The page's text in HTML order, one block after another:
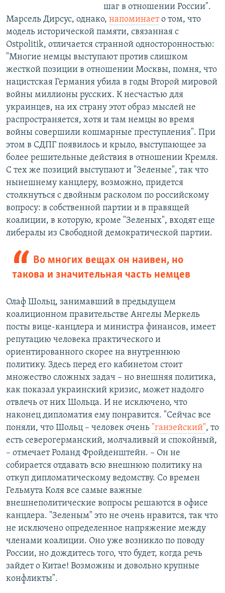
шаг в отношении России".
Марсель Дирсус, однако, напоминаето том, что
модель исторической памяти, связанная с
Ostpolitik, отличается странной односторонностью:
"Многие немцы выступают против слишком
жесткой позиции в отношении Москвы, помня, что
нацистская Германия убила в годы Второй мировой
войны миллионы русских. К несчастью для
украинцев, на их страну этот образ мыслей не
распространяется, хотя и там немцы во время
войны совершили кошмарные преступления". При
этом в СДПГ появилось и крыло, выступающее за
более решительные действия в отношении Кремля.
С тех же позиций выступают и "Зеленые", так что
нынешнему канцлеру, возможно, придется
столкнуться с двойным расколом по российскому
вопросу: в собственной партии и в правящей
коалиции, в которую, кроме "Зеленых", входят еще
либералы из Свободной демократической партии.
Во многих вещах он наивен, но
такова и значительная часть немцев
Олаф Шольц, занимавший в предыдущем
коалиционном правительстве Ангелы Меркель
посты вице-канцлера и министра финансов, имеет
репутацию человека практического и
ориентированного скорее на внутреннюю
политику. Здесь перед его кабинетом стоит
множество сложных задач – но внешняя политика,
как показал украинский кризис, может надолго
отвлечь от них Шольца. И не исключено, что
наконец дипломатия ему понравится. "Сейчас все
поняли, что Шольц – человек очень "ганзейский", то
есть северогерманский, молчаливый и спокойный,
– отмечает Роланд Фройденштейн. – Он не
собирается отдавать всю внешнюю политику на
откуп дипломатическому ведомству. Со времен
Гельмута Коля все самые важные
внешнеполитические вопросы решаются в офисе
канцлера. "Зеленым" это не очень нравится, так что
не исключено определенное напряжение между
членами коалиции. Оно уже возникло по поводу
России, но дождитесь того, что будет, когда речь
зайдет о Китае! Возможны и довольно крупные
конфликты".